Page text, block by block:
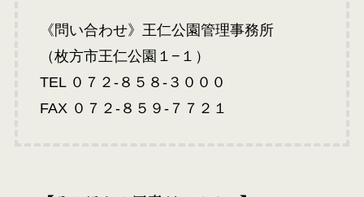
《問い合わせ》王仁公園管理事務所
（枚方市王仁公園１−１）
TEL ０７２-８５８-３０００
FAX ０７２-８５９-７７２１